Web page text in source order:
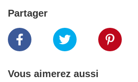
Partager
Vous aimerez aussi